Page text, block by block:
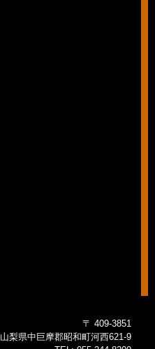
〒 409-3851
山梨県中巨摩郡昭和町河西621-9